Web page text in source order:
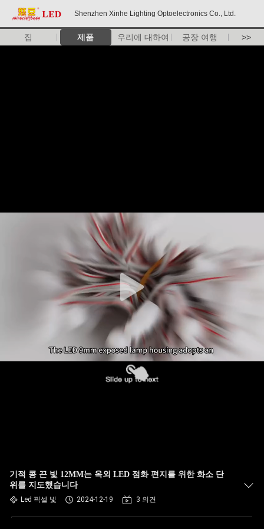
Shenzhen Xinhe Lighting Optoelectronics Co., Ltd.
집 제품 우리에 대하여 공장 여행 >>
기적 콩 끈 빛 12MM는 옥외 LED 점화 편지를 위한 화소 단
위를 지도했습니다
Led 픽셀 빛 2024-12-19 3 의견